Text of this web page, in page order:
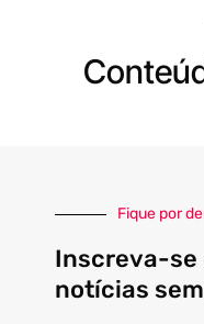
Fique por
Inscreva-se
notícias